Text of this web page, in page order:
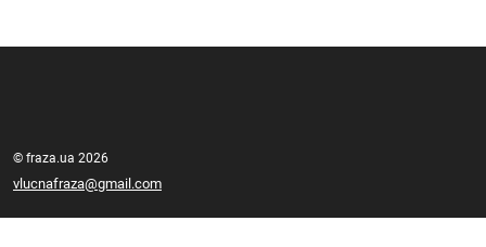
© fraza.ua 2026
vlucnafraza@gmail.com